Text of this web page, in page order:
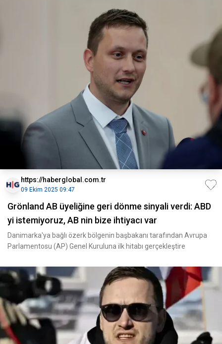
https://haberglobal.com.tr
09 Ekim 2025 09:47
Grönland AB üyeliğine geri dönme sinyali verdi: ABD
yi istemiyoruz, AB nin bize ihtiyacı var
Danimarka'ya bağlı özerk bölgenin başbakanı tarafından Avrupa
Parlamentosu (AP) Genel Kuruluna ilk hitabı gerçekleştire